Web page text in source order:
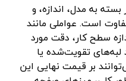
به مدل، اندازه، و
است. عواملی مانند
سطح کار، دقت مورد
لبه‌های تقویت‌شده یا
بر قیمت نهایی این